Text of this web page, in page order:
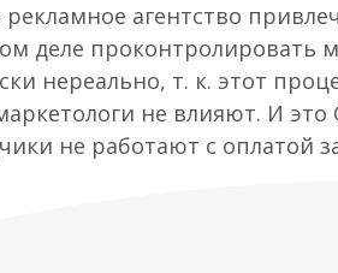
агентство
деле проконтролировать
нереально, т. к. этот
не влияют. И
не работают с оплатой